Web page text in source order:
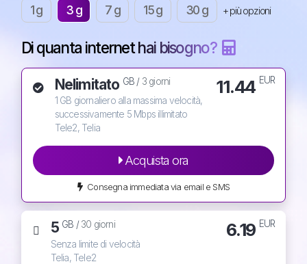
1 g 3 g 7 g 15 g 30 g + più opzioni
Di quanta internet hai bisogno?
Nelimitato GB / 3 giorni
1 GB giornaliero alla massima velocità,
successivamente 5 Mbps illimitato
Tele2, Telia
11.44 EUR
Acquista ora
Consegna immediata via email e SMS
5 GB /30 giorni
Senza limite di velocità
Telia, Tele2
6.19 EUR